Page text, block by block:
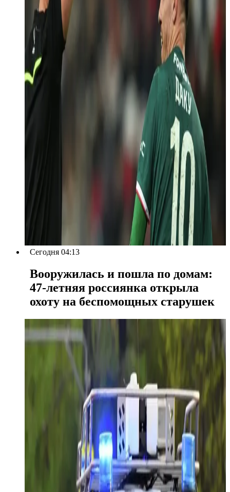
Сегодня 04:13
Вооружилась и пошла по домам:
47-летняя россиянка открыла
охоту на беспомощных старушек